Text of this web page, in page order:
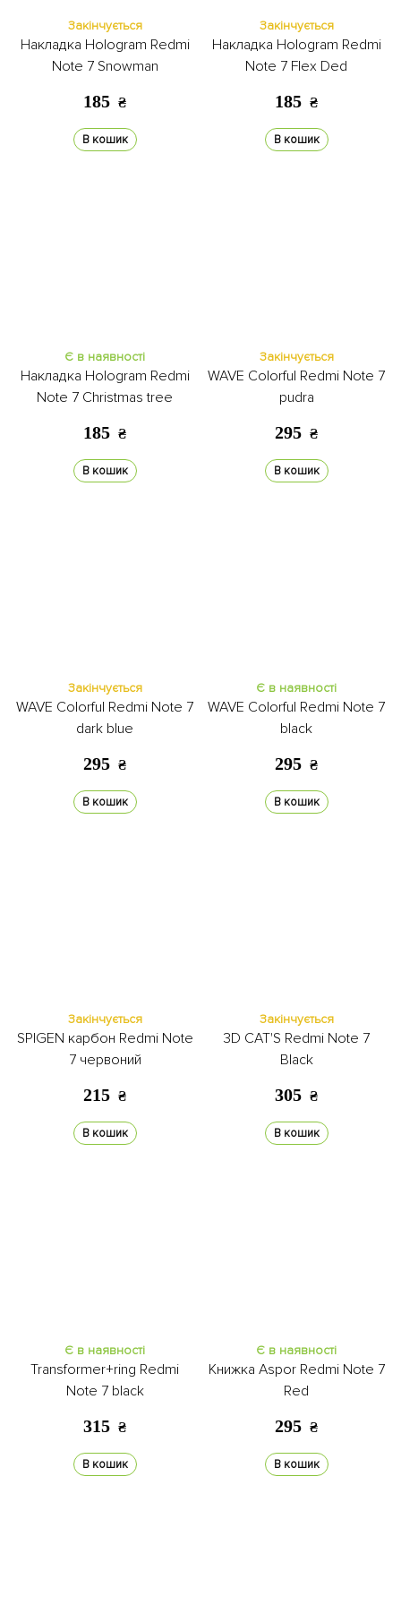
Закінчується
Накладка Hologram Redmi
Note 7 Snowman
185 ₴
В кошик
Закінчується
Накладка Hologram Redmi
Note 7 Flex Ded
185 ₴
В кошик
Є в наявності
Накладка Hologram Redmi
Note 7 Christmas tree
185 ₴
В кошик
Закінчується
WAVE Colorful Redmi Note 7
pudra
295 ₴
В кошик
Закінчується
WAVE Colorful Redmi Note 7
dark blue
295 ₴
В кошик
Є в наявності
WAVE Colorful Redmi Note 7
black
295 ₴
В кошик
Закінчується
SPIGEN карбон Redmi Note
7 червоний
215 ₴
В кошик
Закінчується
3D CAT'S Redmi Note 7
Black
305 ₴
В кошик
Є в наявності
Transformer+ring Redmi
Note 7 black
315 ₴
В кошик
Є в наявності
Книжка Aspor Redmi Note 7
Red
295 ₴
В кошик